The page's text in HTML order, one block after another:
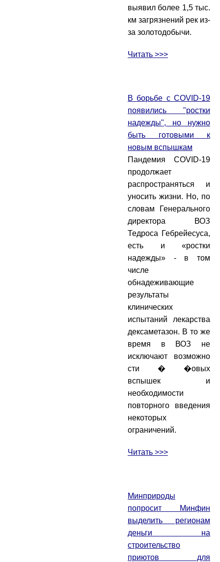
выявил более 1,5 тыс.
км загрязнений рек из-
за золотодобычи.
Читать >>>
В борьбе с COVID-19
появились "ростки
надежды", но нужно
быть готовыми к
новым вспышкам
Пандемия COVID-19
продолжает
распространяться и
уносить жизни. Но, по
словам Генерального
директора ВОЗ
Тедроса Гебрейесуса,
есть и «ростки
надежды» - в том
числе
обнадеживающие
результаты
клинических
испытаний лекарства
дексаметазон. В то же
время в ВОЗ не
исключают возможно
сти � �овых
вспышек и
необходимости
повторного введения
некоторых
ограничений.
Читать >>>
Минприроды
попросит Минфин
выделить регионам
деньги на
строительство
приютов для